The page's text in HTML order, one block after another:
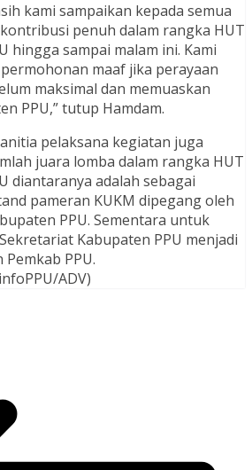
kami sampaikan kepada semua
penuh dalam rangka HUT
hingga sampai malam ini. Kami
maaf jika perayaan
maksimal dan memuaskan
PPU,” tutup Hamdam.
pelaksana kegiatan juga
juara lomba dalam rangka HUT
diantaranya adalah sebagai
pameran KUKM dipegang oleh
PPU. Sementara untuk
Kabupaten PPU menjadi
PPU.
ADV)